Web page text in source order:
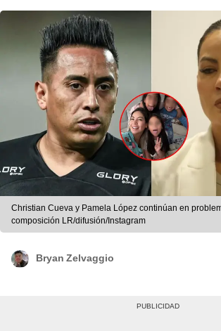
Christian Cueva y Pamela López continúan en
composición LR/difusión/Instagram
Bryan Zelvaggio